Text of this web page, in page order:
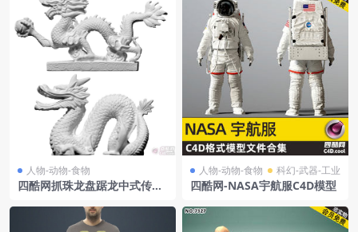
人物-动物-食物
四酷网抓珠龙盘踞龙中式传统
人物-动物-食物 科幻-武器-工业
四酷网-NASA宇航服C4D模型